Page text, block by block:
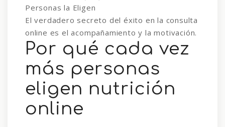
El verdadero secreto del éxito en la consulta
online es el acompañamiento y la motivación.
Por qué cada vez
más personas
eligen nutrición
online